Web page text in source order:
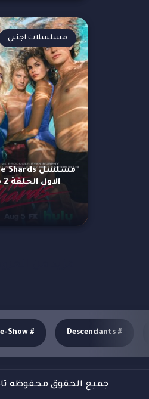
الاول الحلقة 2 مترجمة
مسلسلات اجنبي
#
Descendants
#
Show
جميع الحقوق محفوظه